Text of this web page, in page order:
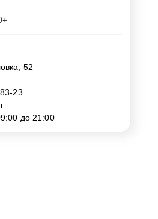
по адресу улица
принять ваше оборудование
день и время.
52
23
до 21:00